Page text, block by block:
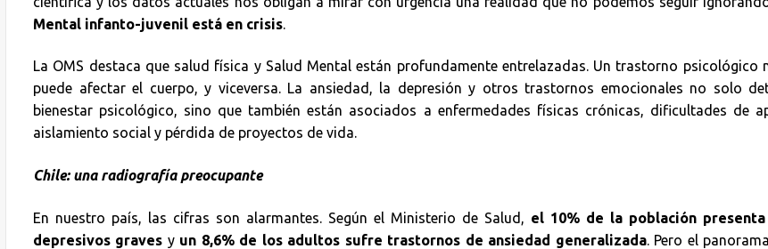
Mental infanto-juvenil está en crisis.
La OMS destaca que salud física y Salud Mental están profundamente entrelazadas. Un trastorno psicológico
puede afectar el cuerpo, y viceversa. La ansiedad, la depresión y otros trastornos emocionales no solo
bienestar psicológico, sino que también están asociados a enfermedades físicas crónicas, dificultades de
aislamiento social y pérdida de proyectos de vida.
Chile: una radiografía preocupante
En nuestro país, las cifras son alarmantes. Según el Ministerio de Salud, el 10% de la población
depresivos graves y un 8,6% de los adultos sufre trastornos de ansiedad generalizada. Pero el